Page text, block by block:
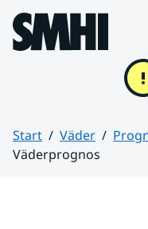
Hoppa till sidans innehåll
Start Väder
Väderprognos